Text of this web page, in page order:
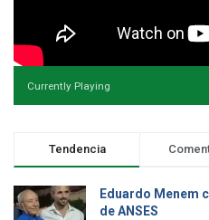
Currently Playing
Tendencia
Eduardo Menem
de ANSES